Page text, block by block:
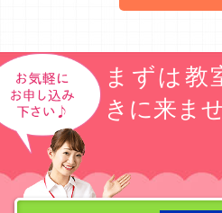
まずは教
きに来ま